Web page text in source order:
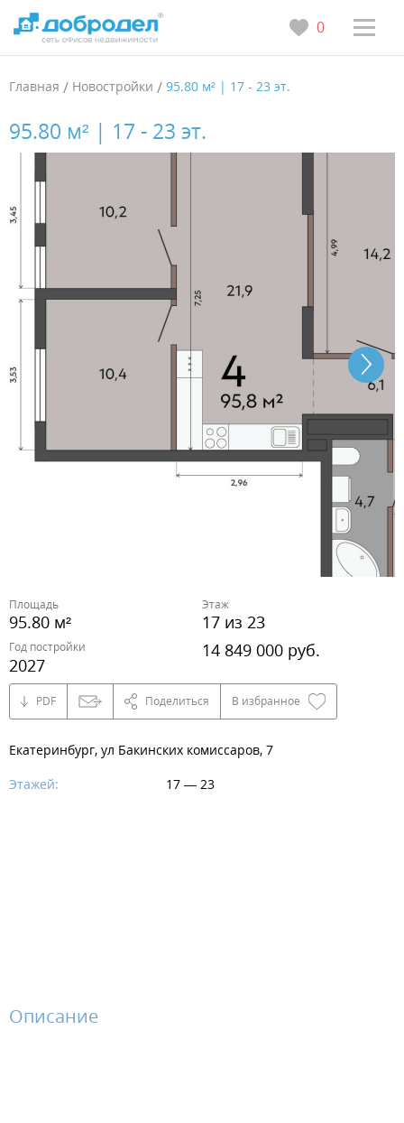
0
Главная / Новостройки / 95.80 м² | 17 - 23 эт.
95.80 м² | 17 - 23 эт.
Площадь
95.80 м²
Этаж
17 из 23
Год постройки
2027
14 849 000 руб.
PDF Поделиться В избранное
Екатеринбург, ул Бакинских комиссаров, 7
Этажей:
17 — 23
Описание